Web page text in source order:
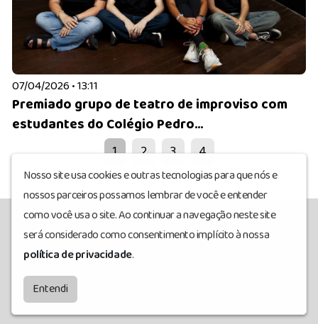
07/04/2026 • 13:11
Premiado grupo de teatro de improviso com
estudantes do Colégio Pedro...
1 2 3 4
Nosso site usa cookies e outras tecnologias para que nós e
nossos parceiros possamos lembrar de você e entender
como você usa o site. Ao continuar a navegação neste site
será considerado como consentimento implícito à nossa
política de privacidade.
Entendi
www.marujocariocaproducoes.com.br© Todos
os direitos reservados.